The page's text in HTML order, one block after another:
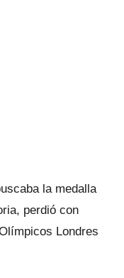
la medalla
perdió con
Londres